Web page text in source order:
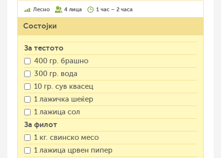
Лесно 4 лица 1 час – 2 часа
Состојки
За тестото
400 гр. брашно
300 гр. вода
10 гр. сув квасец
1 лажичка шеќер
1 лажица сол
За филот
1 кг. свинско месо
1 лажица црвен пипер